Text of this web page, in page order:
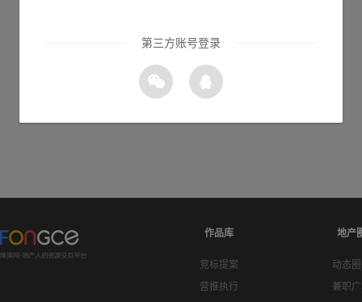
作品库
竞标提案
营推执行
地产
动态
兼职
第三方账号登录